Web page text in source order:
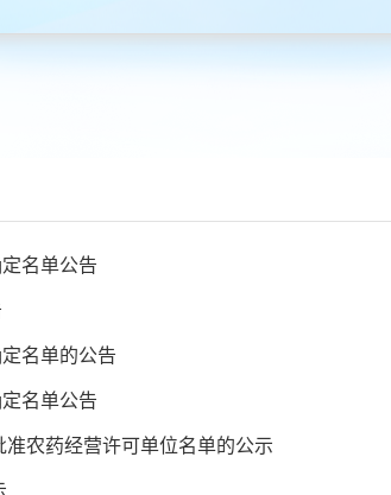
名单公告
名单的公告
名单公告
农药经营许可单位名单的公示